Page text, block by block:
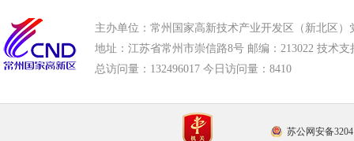
主办单位：常州国家高新技术产业开发区（新北区）
地址：江苏省常州市崇信路8号 邮编：213022 技术支
总访问量： 132496017 今日访问量： 8410
苏公网安备